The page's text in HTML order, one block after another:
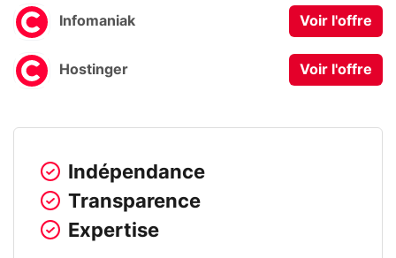
Infomaniak Voir l'offre
Hostinger Voir l'offre
Indépendance
Transparence
Expertise